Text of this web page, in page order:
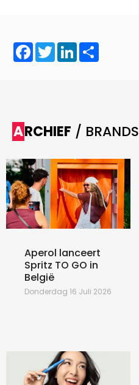
Facebook
TwitterLinkedIn
ARCHIEF / BRANDS
Aperol lanceert
Spritz TO GO in
België
Donderdag 16 Juli 2026